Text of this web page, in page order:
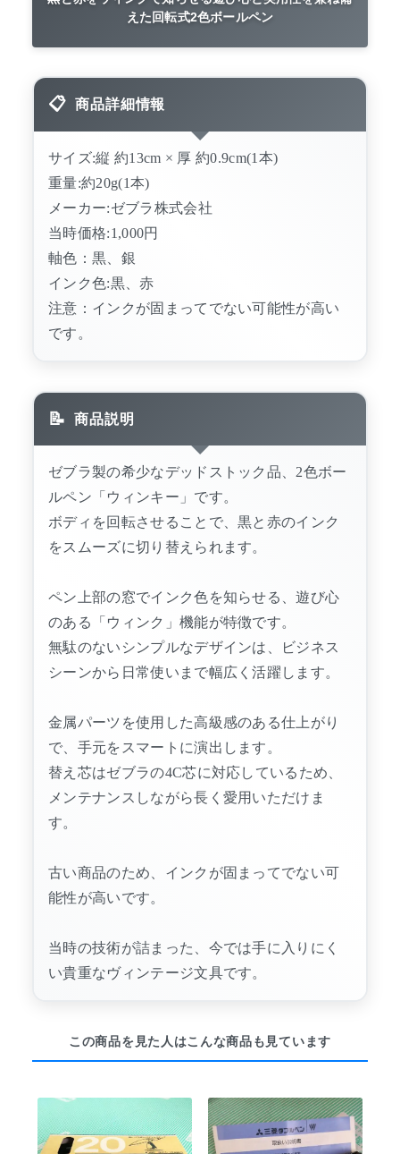
えた回転式2色ボールペン
商品詳細情報
サイズ:縦 約13cm × 厚 約0.9cm(1本)
重量:約20g(1本)
メーカー:ゼブラ株式会社
当時価格:1,000円
軸色：黒、銀
インク色:黒、赤
注意：インクが固まってでない可能性が高い
です。
商品説明
ゼブラ製の希少なデッドストック品、2色ボー
ルペン「ウィンキー」です。
ボディを回転させることで、黒と赤のインク
をスムーズに切り替えられます。
ペン上部の窓でインク色を知らせる、遊び心
のある「ウィンク」機能が特徴です。
無駄のないシンプルなデザインは、ビジネス
シーンから日常使いまで幅広く活躍します。
金属パーツを使用した高級感のある仕上がり
で、手元をスマートに演出します。
替え芯はゼブラの4C芯に対応しているため、
メンテナンスしながら長く愛用いただけま
す。
古い商品のため、インクが固まってでない可
能性が高いです。
当時の技術が詰まった、今では手に入りにく
い貴重なヴィンテージ文具です。
この商品を見た人はこんな商品も見ています